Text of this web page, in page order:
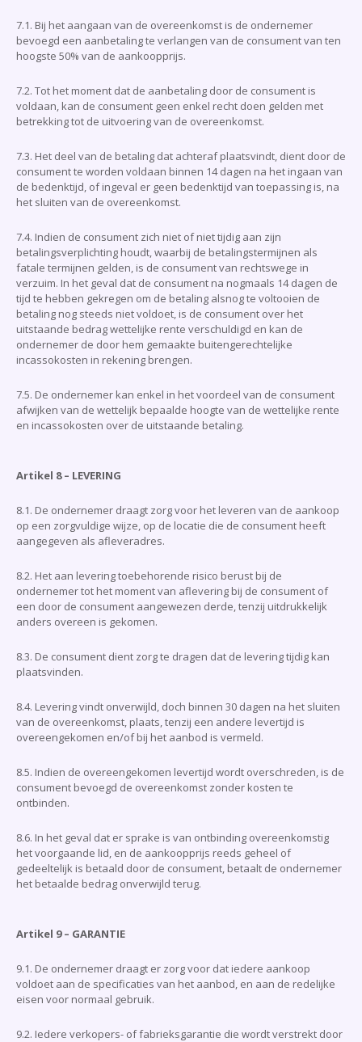
7.1. Bij het aangaan van de overeenkomst is de ondernemer
bevoegd een aanbetaling te verlangen van de consument van ten
hoogste 50% van de aankoopprijs.
7.2. Tot het moment dat de aanbetaling door de consument is
voldaan, kan de consument geen enkel recht doen gelden met
betrekking tot de uitvoering van de overeenkomst.
7.3. Het deel van de betaling dat achteraf plaatsvindt, dient door de
consument te worden voldaan binnen 14 dagen na het ingaan van
de bedenktijd, of ingeval er geen bedenktijd van toepassing is, na
het sluiten van de overeenkomst.
7.4. Indien de consument zich niet of niet tijdig aan zijn
betalingsverplichting houdt, waarbij de betalingstermijnen als
fatale termijnen gelden, is de consument van rechtswege in
verzuim. In het geval dat de consument na nogmaals 14 dagen de
tijd te hebben gekregen om de betaling alsnog te voltooien de
betaling nog steeds niet voldoet, is de consument over het
uitstaande bedrag wettelijke rente verschuldigd en kan de
ondernemer de door hem gemaakte buitengerechtelijke
incassokosten in rekening brengen.
7.5. De ondernemer kan enkel in het voordeel van de consument
afwijken van de wettelijk bepaalde hoogte van de wettelijke rente
en incassokosten over de uitstaande betaling.
Artikel 8 – LEVERING
8.1. De ondernemer draagt zorg voor het leveren van de aankoop
op een zorgvuldige wijze, op de locatie die de consument heeft
aangegeven als afleveradres.
8.2. Het aan levering toebehorende risico berust bij de
ondernemer tot het moment van aflevering bij de consument of
een door de consument aangewezen derde, tenzij uitdrukkelijk
anders overeen is gekomen.
8.3. De consument dient zorg te dragen dat de levering tijdig kan
plaatsvinden.
8.4. Levering vindt onverwijld, doch binnen 30 dagen na het sluiten
van de overeenkomst, plaats, tenzij een andere levertijd is
overeengekomen en/of bij het aanbod is vermeld.
8.5. Indien de overeengekomen levertijd wordt overschreden, is de
consument bevoegd de overeenkomst zonder kosten te
ontbinden.
8.6. In het geval dat er sprake is van ontbinding overeenkomstig
het voorgaande lid, en de aankoopprijs reeds geheel of
gedeeltelijk is betaald door de consument, betaalt de ondernemer
het betaalde bedrag onverwijld terug.
Artikel 9 – GARANTIE
9.1. De ondernemer draagt er zorg voor dat iedere aankoop
voldoet aan de specificaties van het aanbod, en aan de redelijke
eisen voor normaal gebruik.
9.2. Iedere verkopers- of fabrieksgarantie die wordt verstrekt door